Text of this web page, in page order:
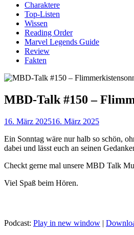
Charaktere
Top-Listen
Wissen
Reading Order
Marvel Legends Guide
Review
Fakten
MBD-Talk #150 –
16. März 202516. März 2025
Ein Sonntag wäre nur halb so schön,
dabei und lässt euch an seinen
Checkt gerne mal unsere MBD Talk
Viel Spaß beim Hören.
Podcast: Play in new window |